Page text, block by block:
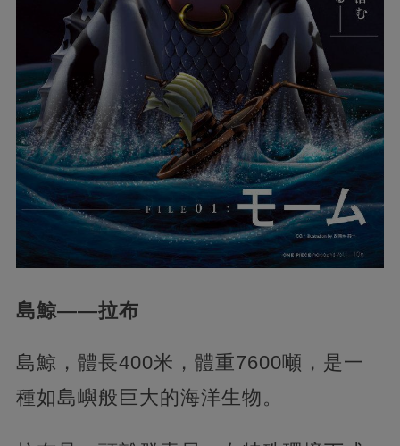
島鯨——拉布
島鯨，體長400米，體重7600噸，是一
種如島嶼般巨大的海洋生物。